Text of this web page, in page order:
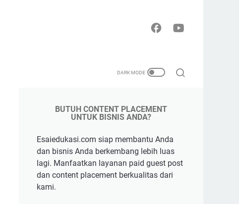
BUTUH CONTENT PLACEMENT
UNTUK BISNIS ANDA?
Esaiedukasi.com siap membantu Anda
dan bisnis Anda berkembang lebih luas
lagi. Manfaatkan layanan paid guest post
dan content placement berkualitas dari
kami.